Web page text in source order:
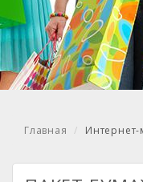
Главная Интернет-